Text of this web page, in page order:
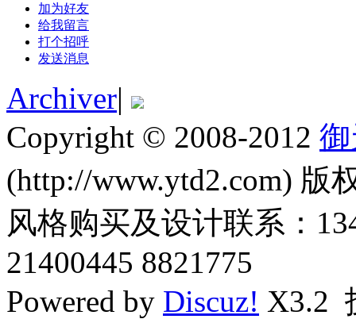
加为好友
给我留言
打个招呼
发送消息
Archiver|
Copyright © 2008-2012
(http://www.ytd2.com) 版
风格购买及设计联系：
21400445 8821775
Powered by Discuz! X3.2